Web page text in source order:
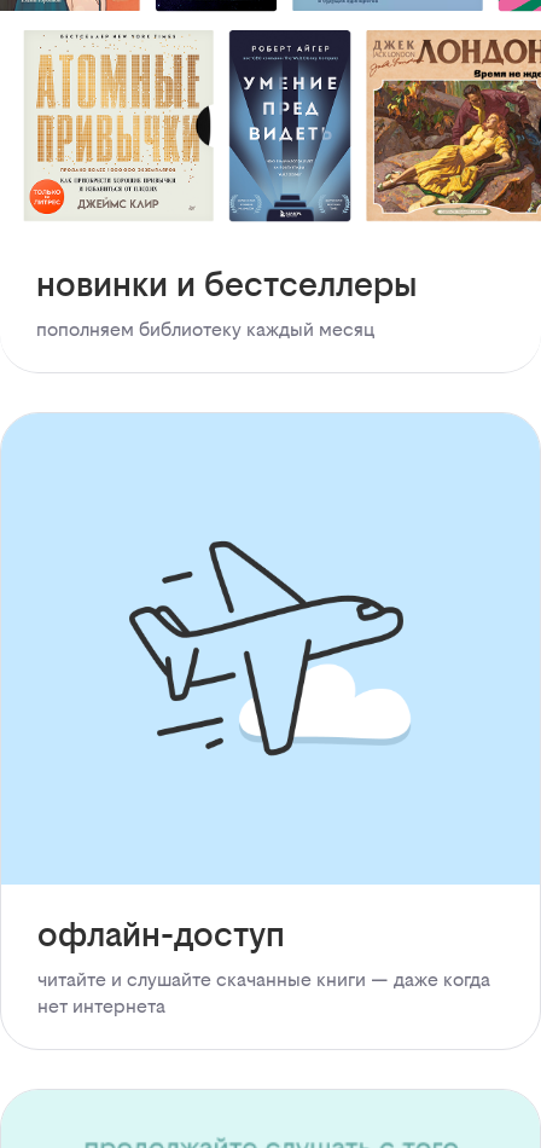
новинки и бестселлеры
пополняем библиотеку каждый месяц
офлайн-доступ
читайте и слушайте скачанные книги — даже когда
нет интернета